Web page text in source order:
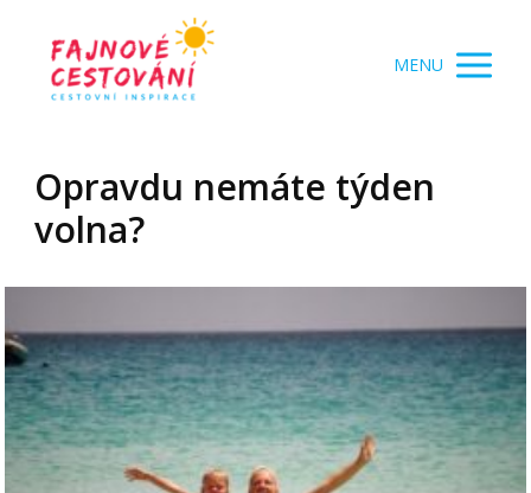
MENU
Opravdu nemáte týden
volna?